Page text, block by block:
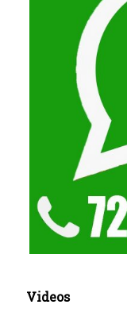
Videos